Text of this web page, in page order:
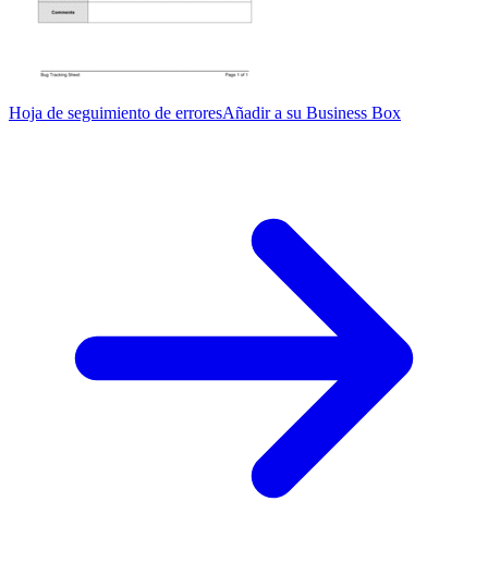
Hoja de seguimiento de erroresAñadir a su Business Box